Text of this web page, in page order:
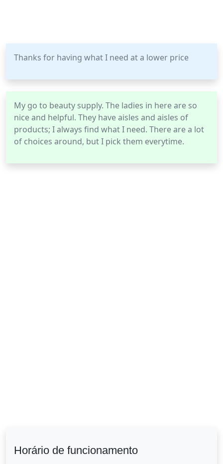
Thanks for having what I need at a lower price
My go to beauty supply. The ladies in here are so
nice and helpful. They have aisles and aisles of
products; I always find what I need. There are a lot
of choices around, but I pick them everytime.
Horário de funcionamento